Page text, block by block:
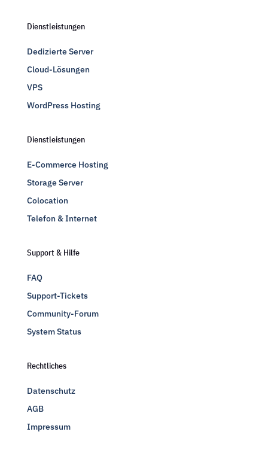
Dienstleistungen
Dedizierte Server
Cloud-Lösungen
VPS
WordPress Hosting
Dienstleistungen
E-Commerce Hosting
Storage Server
Colocation
Telefon & Internet
Support & Hilfe
FAQ
Support-Tickets
Community-Forum
System Status
Rechtliches
Datenschutz
AGB
Impressum